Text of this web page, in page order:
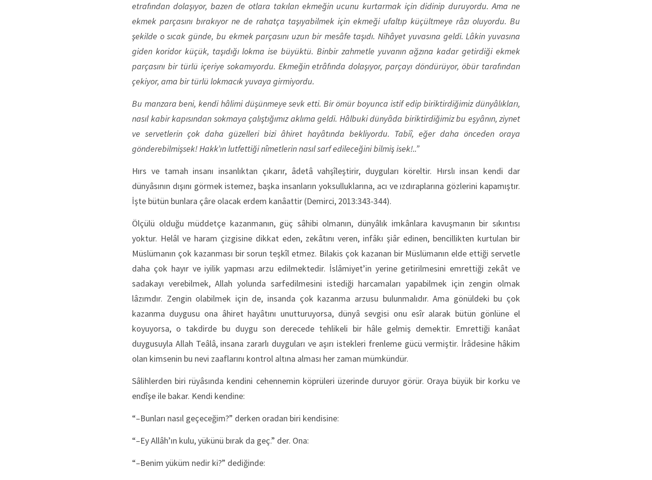
etrafından dolaşıyor, bazen de otlara takılan ekmeğin ucunu kurtarmak için didinip duruyordu. Ama ne
ekmek parçasını bırakıyor ne de rahatça taşıyabilmek için ekmeği ufaltıp küçültmeye râzı oluyordu. Bu
şekilde o sıcak günde, bu ekmek parçasını uzun bir mesâfe taşıdı. Nihâyet yuvasına geldi. Lâkin yuvasına
giden koridor küçük, taşıdığı lokma ise büyüktü. Binbir zahmetle yuvanın ağzına kadar getirdiği ekmek
parçasını bir türlü içeriye sokamıyordu. Ekmeğin etrâfında dolaşıyor, parçayı döndürüyor, öbür tarafından
çekiyor, ama bir türlü lokmacık yuvaya girmiyordu.
Bu manzara beni, kendi hâlimi düşünmeye sevk etti. Bir ömür boyunca istif edip biriktirdiğimiz dünyâlıkları,
nasıl kabir kapısından sokmaya çalıştığımız aklıma geldi. Hâlbuki dünyâda biriktirdiğimiz bu eşyânın, ziynet
ve servetlerin çok daha güzelleri bizi âhiret hayâtında bekliyordu. Tabiî, eğer daha önceden oraya
gönderebilmişsek! Hakk’ın lutfettiği nîmetlerin nasıl sarf edileceğini bilmiş isek!..”
Hırs ve tamah insanı insanlıktan çıkarır, âdetâ vahşîleştirir, duyguları köreltir. Hırslı insan kendi dar
dünyâsının dışını görmek istemez, başka insanların yoksulluklarına, acı ve ızdıraplarına gözlerini kapamıştır.
İşte bütün bunlara çâre olacak erdem kanâattir (Demirci, 2013:343-344).
Ölçülü olduğu müddetçe kazanmanın, güç sâhibi olmanın, dünyâlık imkânlara kavuşmanın bir sıkıntısı
yoktur. Helâl ve haram çizgisine dikkat eden, zekâtını veren, infâkı şiâr edinen, bencillikten kurtulan bir
Müslümanın çok kazanması bir sorun teşkîl etmez. Bilakis çok kazanan bir Müslümanın elde ettiği servetle
daha çok hayır ve iyilik yapması arzu edilmektedir. İslâmiyet’in yerine getirilmesini emrettiği zekât ve
sadakayı verebilmek, Allah yolunda sarfedilmesini istediği harcamaları yapabilmek için zengin olmak
lâzımdır. Zengin olabilmek için de, insanda çok kazanma arzusu bulunmalıdır. Ama gönüldeki bu çok
kazanma duygusu ona âhiret hayâtını unutturuyorsa, dünyâ sevgisi onu esîr alarak bütün gönlüne el
koyuyorsa, o takdirde bu duygu son derecede tehlikeli bir hâle gelmiş demektir. Emrettiği kanâat
duygusuyla Allah Teâlâ, insana zararlı duyguları ve aşırı istekleri frenleme gücü vermiştir. İrâdesine hâkim
olan kimsenin bu nevi zaaflarını kontrol altına alması her zaman mümkündür.
Sâlihlerden biri rüyâsında kendini cehennemin köprüleri üzerinde duruyor görür. Oraya büyük bir korku ve
endîşe ile bakar. Kendi kendine:
“–Bunları nasıl geçeceğim?” derken oradan biri kendisine:
“–Ey Allâh’ın kulu, yükünü bırak da geç.” der. Ona:
“–Benim yüküm nedir ki?” dediğinde: